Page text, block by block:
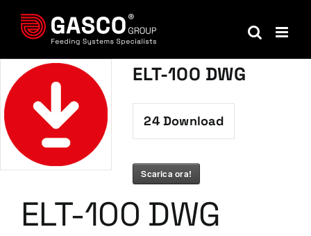
contenuto
ELT-100 DWG
24Download
Scarica ora!
ELT-100 DWG